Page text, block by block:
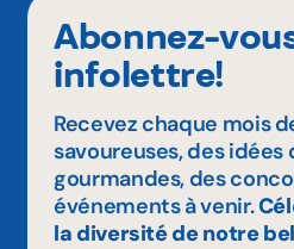
Abonnez-
infolettre!
Recevez chaque mois
savoureuses, des
gourmandes, des
événements à venir.
la diversité de notre